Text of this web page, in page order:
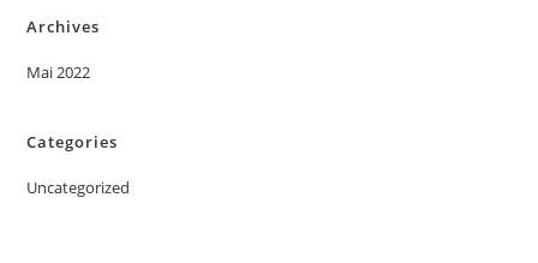
Archives
Mai 2022
Categories
Uncategorized